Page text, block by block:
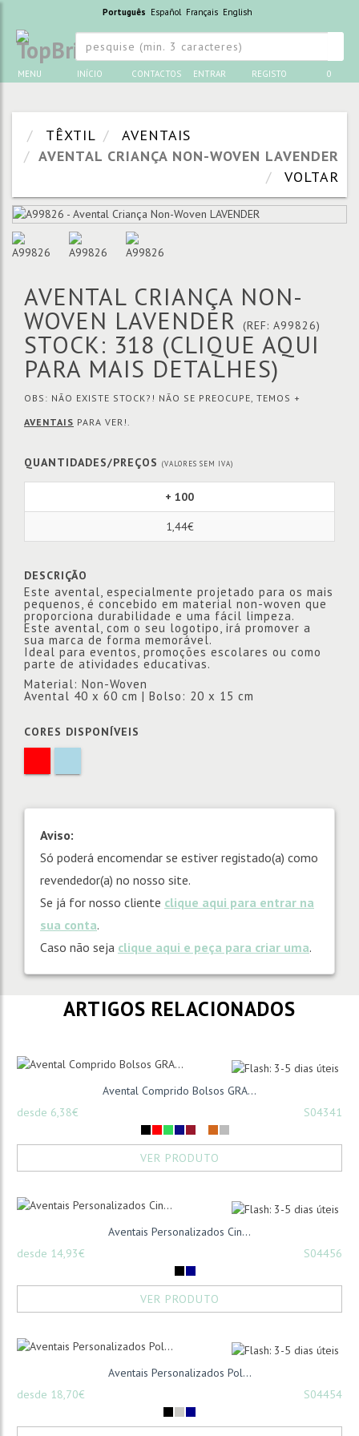
Português Español Français English
MENU INÍCIO CONTACTOS ENTRAR REGISTO 0
TÊXTIL
AVENTAIS
AVENTAL CRIANÇA NON-WOVEN LAVENDER
VOLTAR
AVENTAL CRIANÇA NON-
WOVEN LAVENDER (REF: A99826)
STOCK: 318 (CLIQUE AQUI
PARA MAIS DETALHES)
OBS: NÃO EXISTE STOCK?! NÃO SE PREOCUPE, TEMOS +
AVENTAIS PARA VER!.
QUANTIDADES/PREÇOS (VALORES SEM IVA)
+ 100
1,44€
DESCRIÇÃO
Este avental, especialmente projetado para os mais
pequenos, é concebido em material non-woven que
proporciona durabilidade e uma fácil limpeza.
Este avental, com o seu logotipo, irá promover a
sua marca de forma memorável.
Ideal para eventos, promoções escolares ou como
parte de atividades educativas.
Material: Non-Woven
Avental 40 x 60 cm | Bolso: 20 x 15 cm
CORES DISPONÍVEIS
Aviso:
Só poderá encomendar se estiver registado(a) como
revendedor(a) no nosso site.
Se já for nosso cliente clique aqui para entrar na
sua conta.
Caso não seja clique aqui e peça para criar uma.
ARTIGOS RELACIONADOS
Avental Comprido Bolsos GRA...
desde 6,38€
S04341
VER PRODUTO
Aventais Personalizados Cin...
desde 14,93€
S04456
VER PRODUTO
Aventais Personalizados Pol...
desde 18,70€
S04454